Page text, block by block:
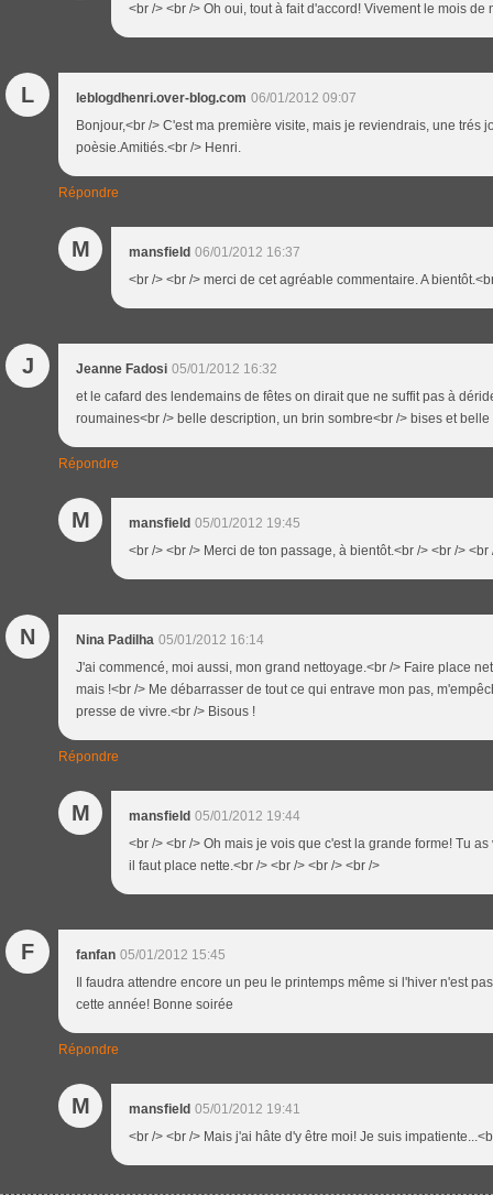
<br /> <br /> Oh oui, tout à fait d'accord! Vivement le mois de
L leblogdhenri.over-blog.com 06/01/2012 09:07
Bonjour,<br /> C'est ma première visite, mais je reviendrais, une trés
poèsie.Amitiés.<br /> Henri.
Répondre
M mansfield 06/01/2012 16:37
<br /> <br /> merci de cet agréable commentaire. A
J Jeanne Fadosi 05/01/2012 16:32
et le cafard des lendemains de fêtes on dirait que ne suffit pas à
roumaines<br /> belle description, un brin sombre<br /> bises et belle
Répondre
M mansfield 05/01/2012 19:45
<br /> <br /> Merci de ton passage, à bientôt.<br /> <br /> <br
N Nina Padilha 05/01/2012 16:14
J'ai commencé, moi aussi, mon grand nettoyage.<br /> Faire place
mais !<br /> Me débarrasser de tout ce qui entrave mon pas,
presse de vivre.<br /> Bisous !
Répondre
M mansfield 05/01/2012 19:44
<br /> <br /> Oh mais je vois que c'est la grande forme! Tu
il faut place nette.<br /> <br /> <br /> <br />
F fanfan 05/01/2012 15:45
Il faudra attendre encore un peu le printemps même si l'hiver n'est
cette année! Bonne soirée
Répondre
M mansfield 05/01/2012 19:41
<br /> <br /> Mais j'ai hâte d'y être moi! Je suis